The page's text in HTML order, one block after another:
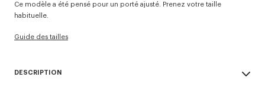
Ce modèle a été pensé pour un porté ajusté. Prenez votre taille
habituelle.
Guide des tailles
DESCRIPTION